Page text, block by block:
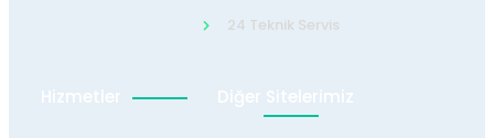
24 Teknik Servis
Hizmetler Diğer Sitelerimiz